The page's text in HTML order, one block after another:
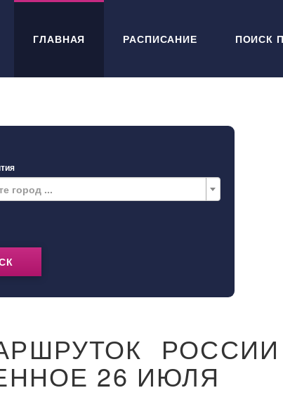
ГЛАВНАЯ РАСПИСАНИЕ ПОИСК
город ...
26 ИЮЛЯ